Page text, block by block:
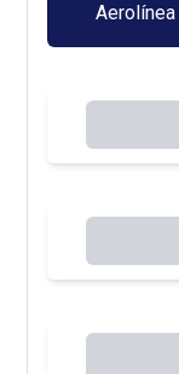
Aerolínea